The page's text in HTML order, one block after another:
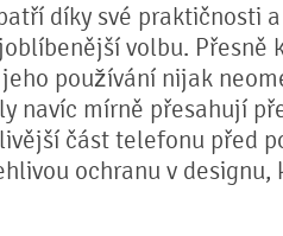
díky své praktičnosti
volbu. Přesně
používání nijak
navíc mírně přesahují
část telefonu před
ochranu v designu,